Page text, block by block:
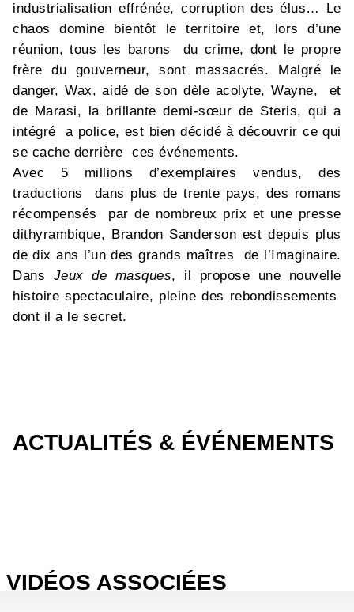
industrialisation effrénée, corruption des élus… Le
chaos domine bientôt le territoire et, lors d’une
réunion, tous les barons du crime, dont le propre
frère du gouverneur, sont massacrés. Malgré le
danger, Wax, aidé de son dèle acolyte, Wayne, et
de Marasi, la brillante demi-sœur de Steris, qui a
intégré a police, est bien décidé à découvrir ce qui
se cache derrière ces événements.
Avec 5 millions d’exemplaires vendus, des
traductions dans plus de trente pays, des romans
récompensés par de nombreux prix et une presse
dithyrambique, Brandon Sanderson est depuis plus
de dix ans l’un des grands maîtres de l’Imaginaire.
Dans Jeux de masques, il propose une nouvelle
histoire spectaculaire, pleine des rebondissements
dont il a le secret.
ACTUALITÉS & ÉVÉNEMENTS
VIDÉOS ASSOCIÉES